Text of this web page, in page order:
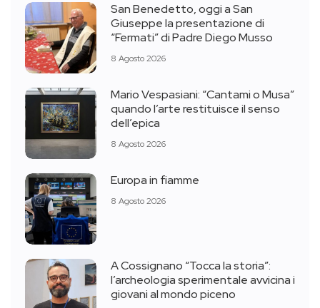
San Benedetto, oggi a San
Giuseppe la presentazione di
“Fermati” di Padre Diego Musso
8 Agosto 2026
Mario Vespasiani: “Cantami o Musa”
quando l’arte restituisce il senso
dell’epica
8 Agosto 2026
Europa in fiamme
8 Agosto 2026
A Cossignano “Tocca la storia”:
l’archeologia sperimentale avvicina i
giovani al mondo piceno